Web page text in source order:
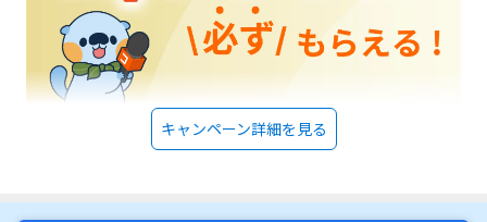
キャンペーン詳細を見る